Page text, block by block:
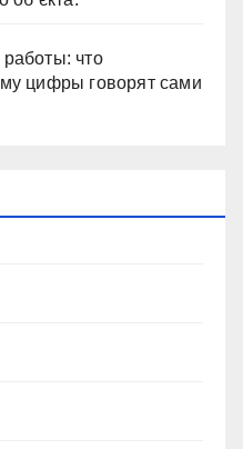
что
цифры говорят сами